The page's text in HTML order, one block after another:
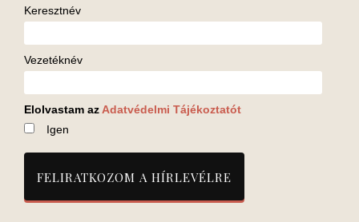
Keresztnév
Vezetéknév
Elolvastam az Adatvédelmi Tájékoztatót
Igen